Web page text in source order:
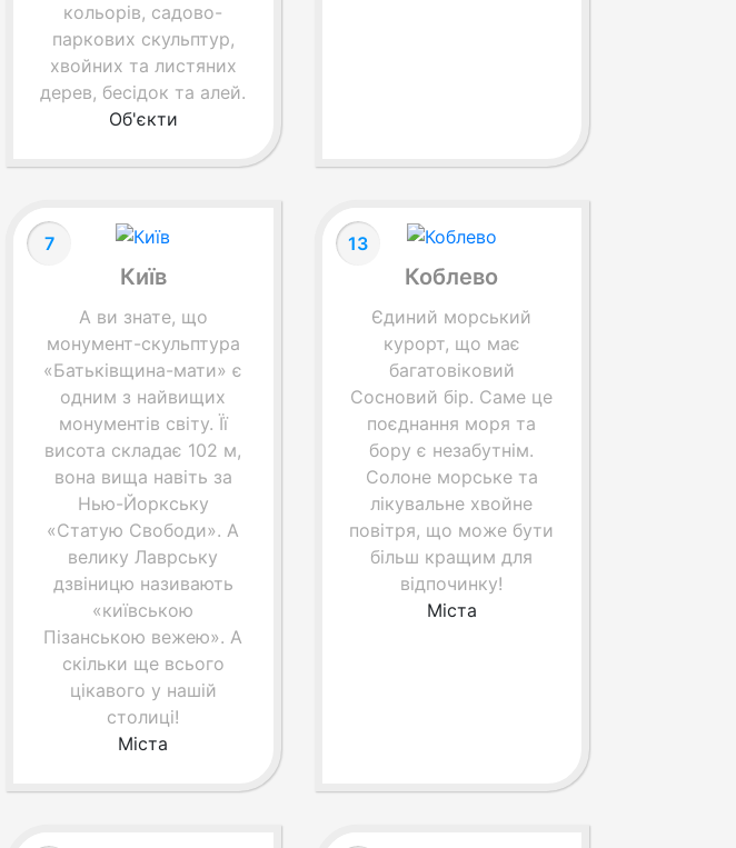
кольорів, садово-
паркових скульптур,
хвойних та листяних
дерев, бесідок та алей.
Об'єкти
Київ
7
А ви знате, що
монумент-скульптура
«Батьківщина-мати» є
одним з найвищих
монументів світу. Її
висота складає 102 м,
вона вища навіть за
Нью-Йоркську
«Статую Свободи». А
велику Лаврську
дзвіницю називають
«київською
Пізанською вежею». А
скільки ще всього
цікавого у нашій
столиці!
Міста
Коблево
13
Єдиний морський
курорт, що має
багатовіковий
Сосновий бір. Саме це
поєднання моря та
бору є незабутнім.
Солоне морське та
лікувальне хвойне
повітря, що може бути
більш кращим для
відпочинку!
Міста